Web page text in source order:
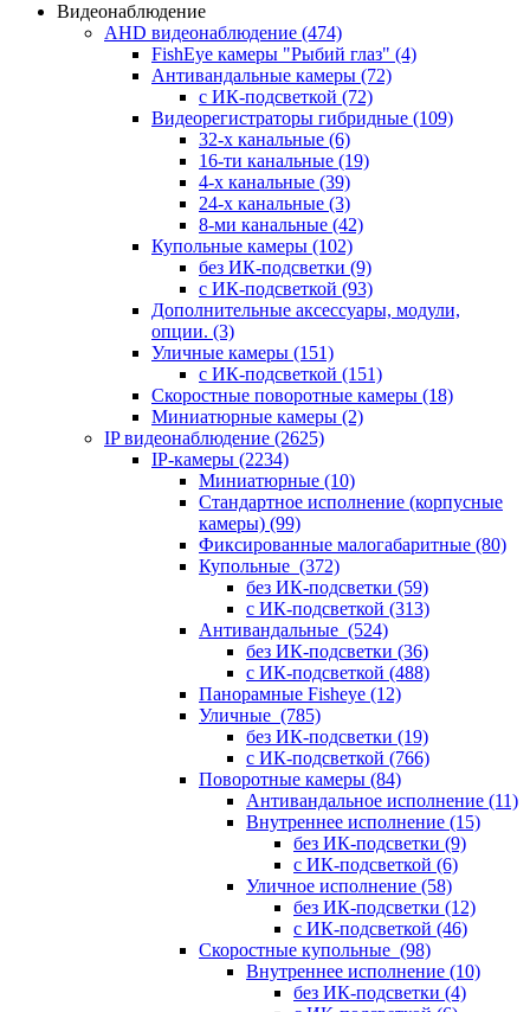
Видеонаблюдение
AHD видеонаблюдение (474)
FishEye камеры "Рыбий глаз" (4)
Антивандальные камеры (72)
с ИК-подсветкой (72)
Видеорегистраторы гибридные (109)
32-х канальные (6)
16-ти канальные (19)
4-х канальные (39)
24-х канальные (3)
8-ми канальные (42)
Купольные камеры (102)
без ИК-подсветки (9)
с ИК-подсветкой (93)
Дополнительные аксессуары, модули,
опции. (3)
Уличные камеры (151)
с ИК-подсветкой (151)
Скоростные поворотные камеры (18)
Миниатюрные камеры (2)
IP видеонаблюдение (2625)
IP-камеры (2234)
Миниатюрные (10)
Стандартное исполнение (корпусные
камеры) (99)
Фиксированные малогабаритные (80)
Купольные (372)
без ИК-подсветки (59)
с ИК-подсветкой (313)
Антивандальные (524)
без ИК-подсветки (36)
с ИК-подсветкой (488)
Панорамные Fisheye (12)
Уличные (785)
без ИК-подсветки (19)
с ИК-подсветкой (766)
Поворотные камеры (84)
Антивандальное исполнение (11)
Внутреннее исполнение (15)
без ИК-подсветки (9)
с ИК-подсветкой (6)
Уличное исполнение (58)
без ИК-подсветки (12)
с ИК-подсветкой (46)
Скоростные купольные (98)
Внутреннее исполнение (10)
без ИК-подсветки (4)